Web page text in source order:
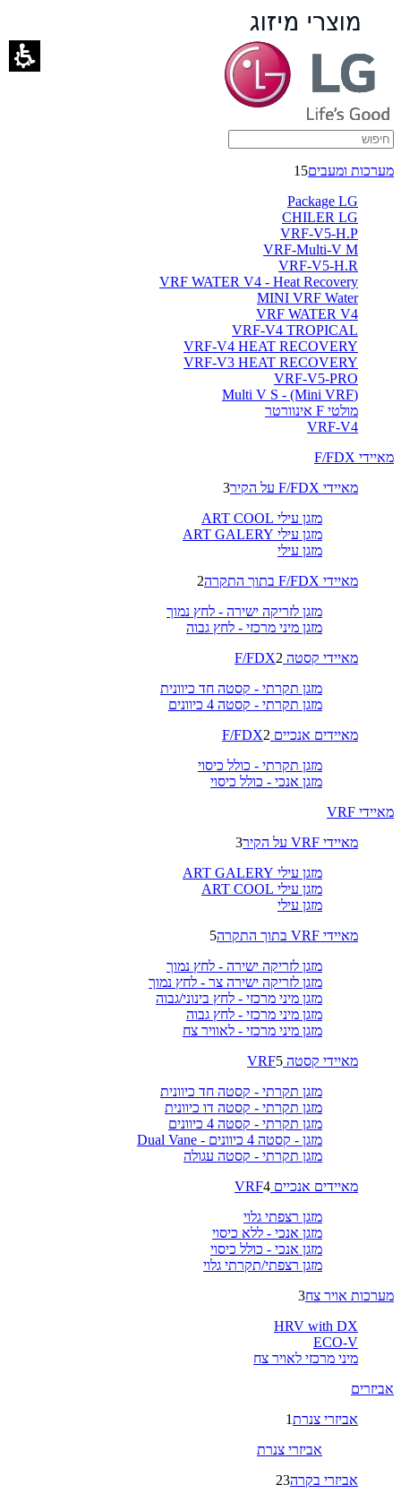
הצהרת
נגישות
ברימאג
מערכות
מערכות ומעבים15
Package LG
CHILER LG
VRF-V5-H.P
VRF-Multi-V M
VRF-V5-H.R
VRF WATER V4 - Heat Recovery
MINI VRF Water
VRF WATER V4
VRF-V4 TROPICAL
VRF-V4 HEAT RECOVERY
VRF-V3 HEAT RECOVERY
VRF-V5-PRO
(Multi V S - (Mini VRF
מולטי F אינוורטר
VRF-V4
מאיידי F/FDX
מאיידי F/FDX על הקיר
3
מזגן עילי ART COOL
מזגן עילי ART GALERY
מזגן עילי
מאיידי F/FDX בתוך התקרה
2
מזגן לזריקה ישירה - לחץ נמוך
מזגן מיני מרכזי - לחץ גבוה
מאיידי קסטה F/FDX 2
מזגן תקרתי - קסטה חד כיוונית
מזגן תקרתי - קסטה 4 כיוונים
מאיידים אנכיים F/FDX 2
מזגן תקרתי - כולל כיסוי
מזגן אנכי - כולל כיסוי
מאיידי VRF
מאיידי VRF על הקיר
3
מזגן עילי ART GALERY
מזגן עילי ART COOL
מזגן עילי
מאיידי VRF בתוך התקרה
5
מזגן לזריקה ישירה - לחץ נמוך
מזגן לזריקה ישירה צר - לחץ נמוך
מזגן מיני מרכזי - לחץ בינוני/גבוה
מזגן מיני מרכזי - לחץ גבוה
מזגן מיני מרכזי - לאוויר צח
מאיידי קסטה VRF 5
מזגן תקרתי - קסטה חד כיוונית
מזגן תקרתי - קסטה דו כיוונית
מזגן תקרתי - קסטה 4 כיוונים
מזגן - קסטה 4 כיוונים - Dual Vane
מזגן תקרתי - קסטה עגולה
מאיידים אנכיים VRF 4
מזגן רצפתי גלוי
מזגן אנכי - ללא כיסוי
מזגן אנכי - כולל כיסוי
מזגן רצפתי/תקרתי גלוי
מערכות אויר צח3
HRV with DX
ECO-V
מיני מרכזי לאויר צח
אביזרים
אביזרי צנרת1
אביזרי צנרת
אביזרי בקרה23